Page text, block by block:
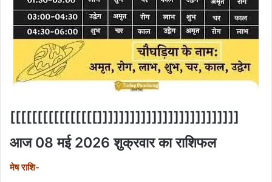
[[[[[[[[[[[[[[[[]]]]]]]]]]]]]]]]]]]]]]]]]]
आज 08 मई 2026 शुक्रवार का राशिफल
मेष राशि-